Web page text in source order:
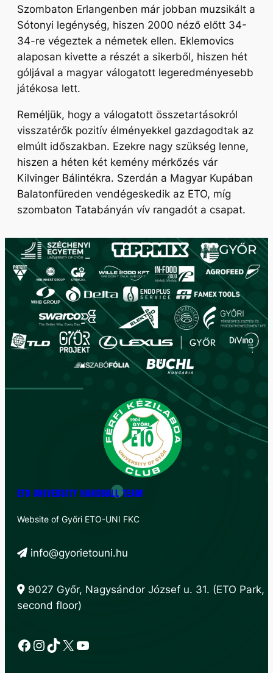
Szombaton Erlangenben már jobban muzsikált a
Sótonyi legénység, hiszen 2000 néző előtt 34-
34-re végeztek a németek ellen. Eklemovics
alaposan kivette a részét a sikerből, hiszen hét
góljával a magyar válogatott legeredményesebb
játékosa lett.
Reméljük, hogy a válogatott összetartásokról
visszatérők pozitív élményekkel gazdagodtak az
elmúlt időszakban. Ezekre nagy szükség lenne,
hiszen a héten két kemény mérkőzés vár
Kilvinger Bálintékra. Szerdán a Magyar Kupában
Balatonfüreden vendégeskedik az ETO, míg
szombaton Tatabányán vív rangadót a csapat.
ETO UNIVERSITY HANDBALL TEAM
Website of Győri ETO-UNI FKC
info@gyorietouni.hu
9027 Győr, Nagysándor József u. 31. (ETO Park,
second floor)
Facebook
Instagram
TikTok
X YouTube